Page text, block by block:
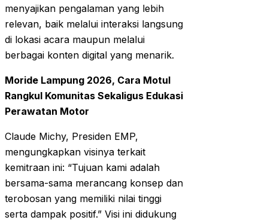
menyajikan pengalaman yang lebih
relevan, baik melalui interaksi langsung
di lokasi acara maupun melalui
berbagai konten digital yang menarik.
Moride Lampung 2026, Cara Motul
Rangkul Komunitas Sekaligus Edukasi
Perawatan Motor
Claude Michy, Presiden EMP,
mengungkapkan visinya terkait
kemitraan ini: “Tujuan kami adalah
bersama-sama merancang konsep dan
terobosan yang memiliki nilai tinggi
serta dampak positif.” Visi ini didukung